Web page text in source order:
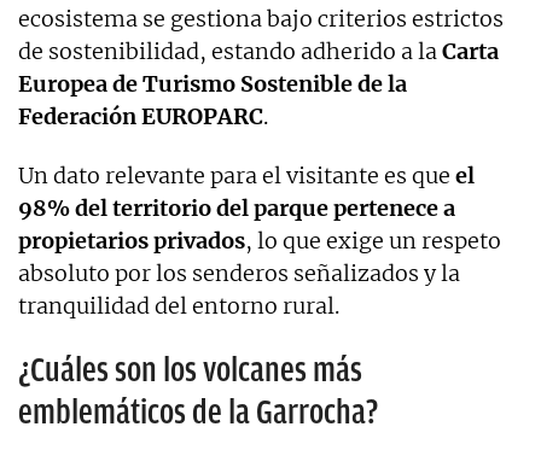
ecosistema se gestiona bajo criterios estrictos
de sostenibilidad, estando adherido a laCarta
Europea de Turismo Sostenible de la
Federación EUROPARC.
Un dato relevante para el visitante es que el
98% del territorio del parque pertenece a
propietarios privados, lo que exige un respeto
absoluto por los senderos señalizados y la
tranquilidad del entorno rural.
¿Cuáles son los volcanes más
emblemáticos de la Garrocha?